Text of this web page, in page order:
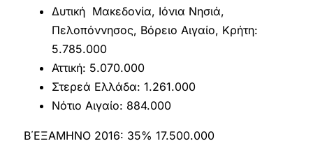
Δυτική Μακεδονία, Ιόνια Νησιά,
Πελοπόννησος, Βόρειο Αιγαίο, Κρήτη:
5.785.000
Αττική: 5.070.000
Στερεά Ελλάδα: 1.261.000
Νότιο Αιγαίο: 884.000
Β΄ΕΞΑΜΗΝΟ 2016: 35% 17.500.000